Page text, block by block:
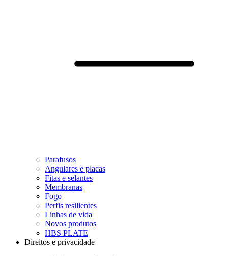
Parafusos
Angulares e placas
Fitas e selantes
Membranas
Fogo
Perfis resilientes
Linhas de vida
Novos produtos
HBS PLATE
Direitos e privacidade